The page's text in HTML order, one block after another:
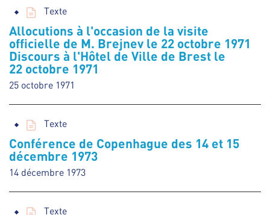
Texte
Allocutions à l'occasion de la visite
officielle de M. Brejnev le 22 octobre 1971
Discours à l'Hôtel de Ville de Brest le
22 octobre 1971
25 octobre 1971
Texte
Conférence de Copenhague des 14 et 15
décembre 1973
14 décembre 1973
Texte